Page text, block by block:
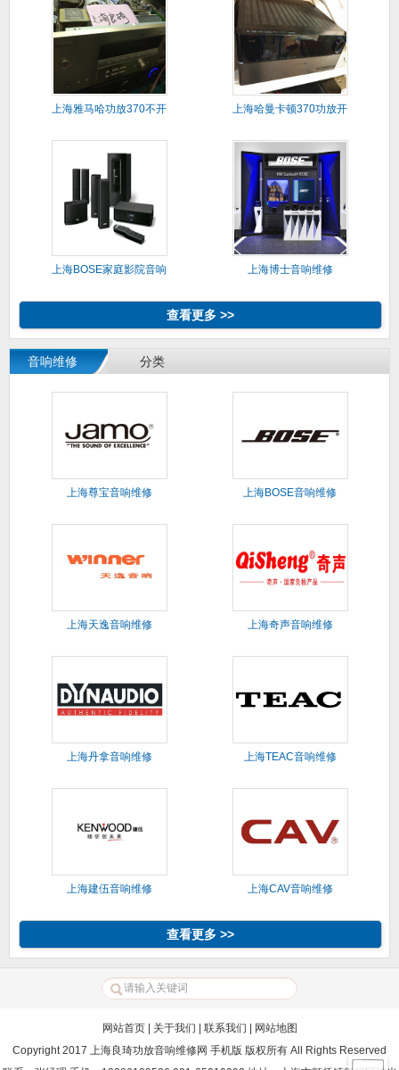
上海雅马哈功放370不开 上海哈曼卡顿370功放开
上海BOSE家庭影院音响 上海博士音响维修
查看更多 >>
音响维修 分类
上海尊宝音响维修 上海BOSE音响维修
上海天逸音响维修 上海奇声音响维修
上海丹拿音响维修 上海TEAC音响维修
上海建伍音响维修 上海CAV音响维修
查看更多 >>
网站首页| 关于我们 | 联系我们 | 网站地图
Copyright 2017 上海良琦功放音响维修网 手机版 版权所有 All Rights Reserved